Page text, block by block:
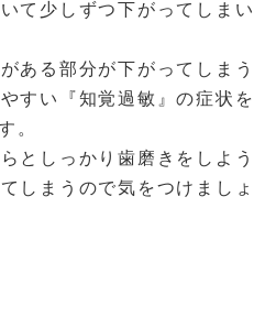
て少しずつ下がってしまい
ある部分が下がってしまう
すい『知覚過敏』の症状を
。
としっかり歯磨きをしよう
しまうので気をつけましょ